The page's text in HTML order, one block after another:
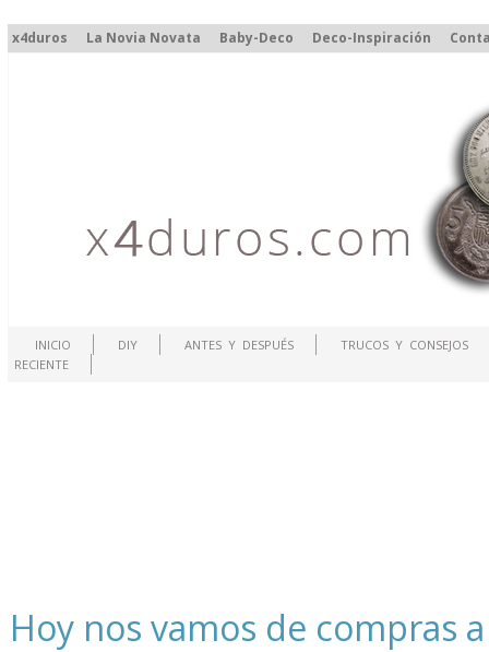
x4duros La Novia Novata Baby-Deco Deco-Inspiración
INICIO DIY ANTES Y DESPUÉS
TRUCOS Y CONSEJOS
RECIENTE
Hoy nos vamos de compras